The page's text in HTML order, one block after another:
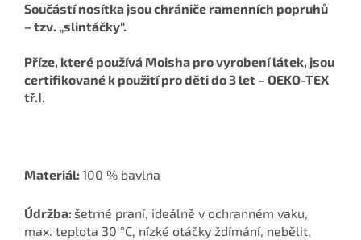
Součástí nosítka jsou chrániče ramenních popruhů
– tzv. „slintáčky“.
Příze, které používá Moisha pro vyrobení látek, jsou
certifikované k použití pro děti do 3 let – OEKO-TEX
tř.I.
Materiál: 100 % bavlna
Údržba: šetrné praní, ideálně v ochranném vaku,
max. teplota 30 °C, nízké otáčky ždímání, nebělit,